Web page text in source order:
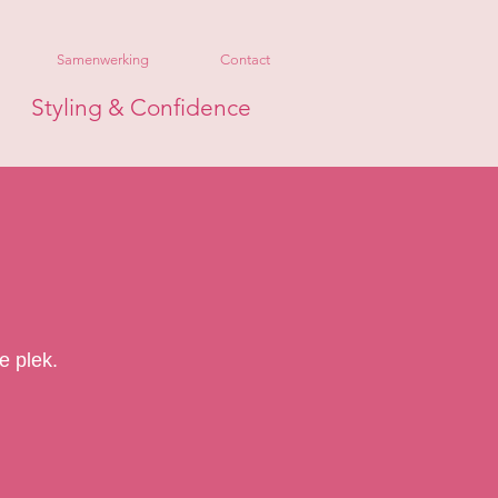
Samenwerking Contact
Styling & Confidence
plek.